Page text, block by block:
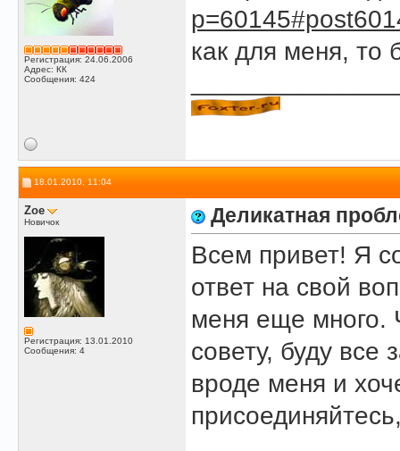
Регистрация: 24.06.2006
Адрес: КК
Сообщения: 424
как для меня, то
18.01.2010, 11:04
Zoe
Новичок
Регистрация: 13.01.2010
Сообщения: 4
Деликатная
Всем привет! Я
ответ на свой
меня еще много.
совету, буду все
вроде меня и